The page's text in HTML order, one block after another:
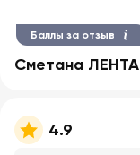
Баллы за отзыв
Сметана
4.9